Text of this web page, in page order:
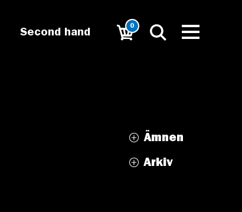
Second hand
0
Ämnen
Arkiv